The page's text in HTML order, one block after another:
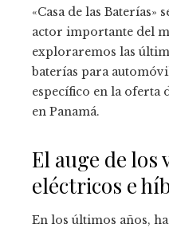
«Casa de las Baterías»
actor importante del
exploraremos las
baterías para
específico en la oferta
en Panamá.
El auge de los
eléctricos e
En los últimos años,